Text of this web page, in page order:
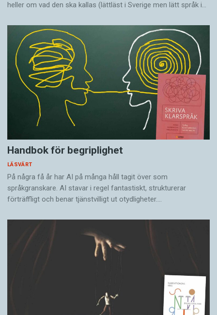
heller om vad den ska kallas (lättläst i Sverige men lätt språk i…
Handbok för begriplighet
LÄSVÄRT
På några få år har AI på många håll tagit över som
språkgranskare. AI stavar i regel fantastiskt, strukturerar
förträffligt och benar tjänstvilligt ut otydligheter.…